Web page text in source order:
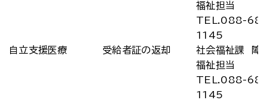
福祉担当
TEL.088-
1145
自立支援医療
受給者証の返却
社会福祉課 障
福祉担当
TEL.088-
1145